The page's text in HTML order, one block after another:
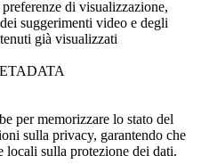
di visualizzazione,
suggerimenti video e degli
già visualizzati
per memorizzare lo stato del
sulla privacy, garantendo che
sulla protezione dei dati.